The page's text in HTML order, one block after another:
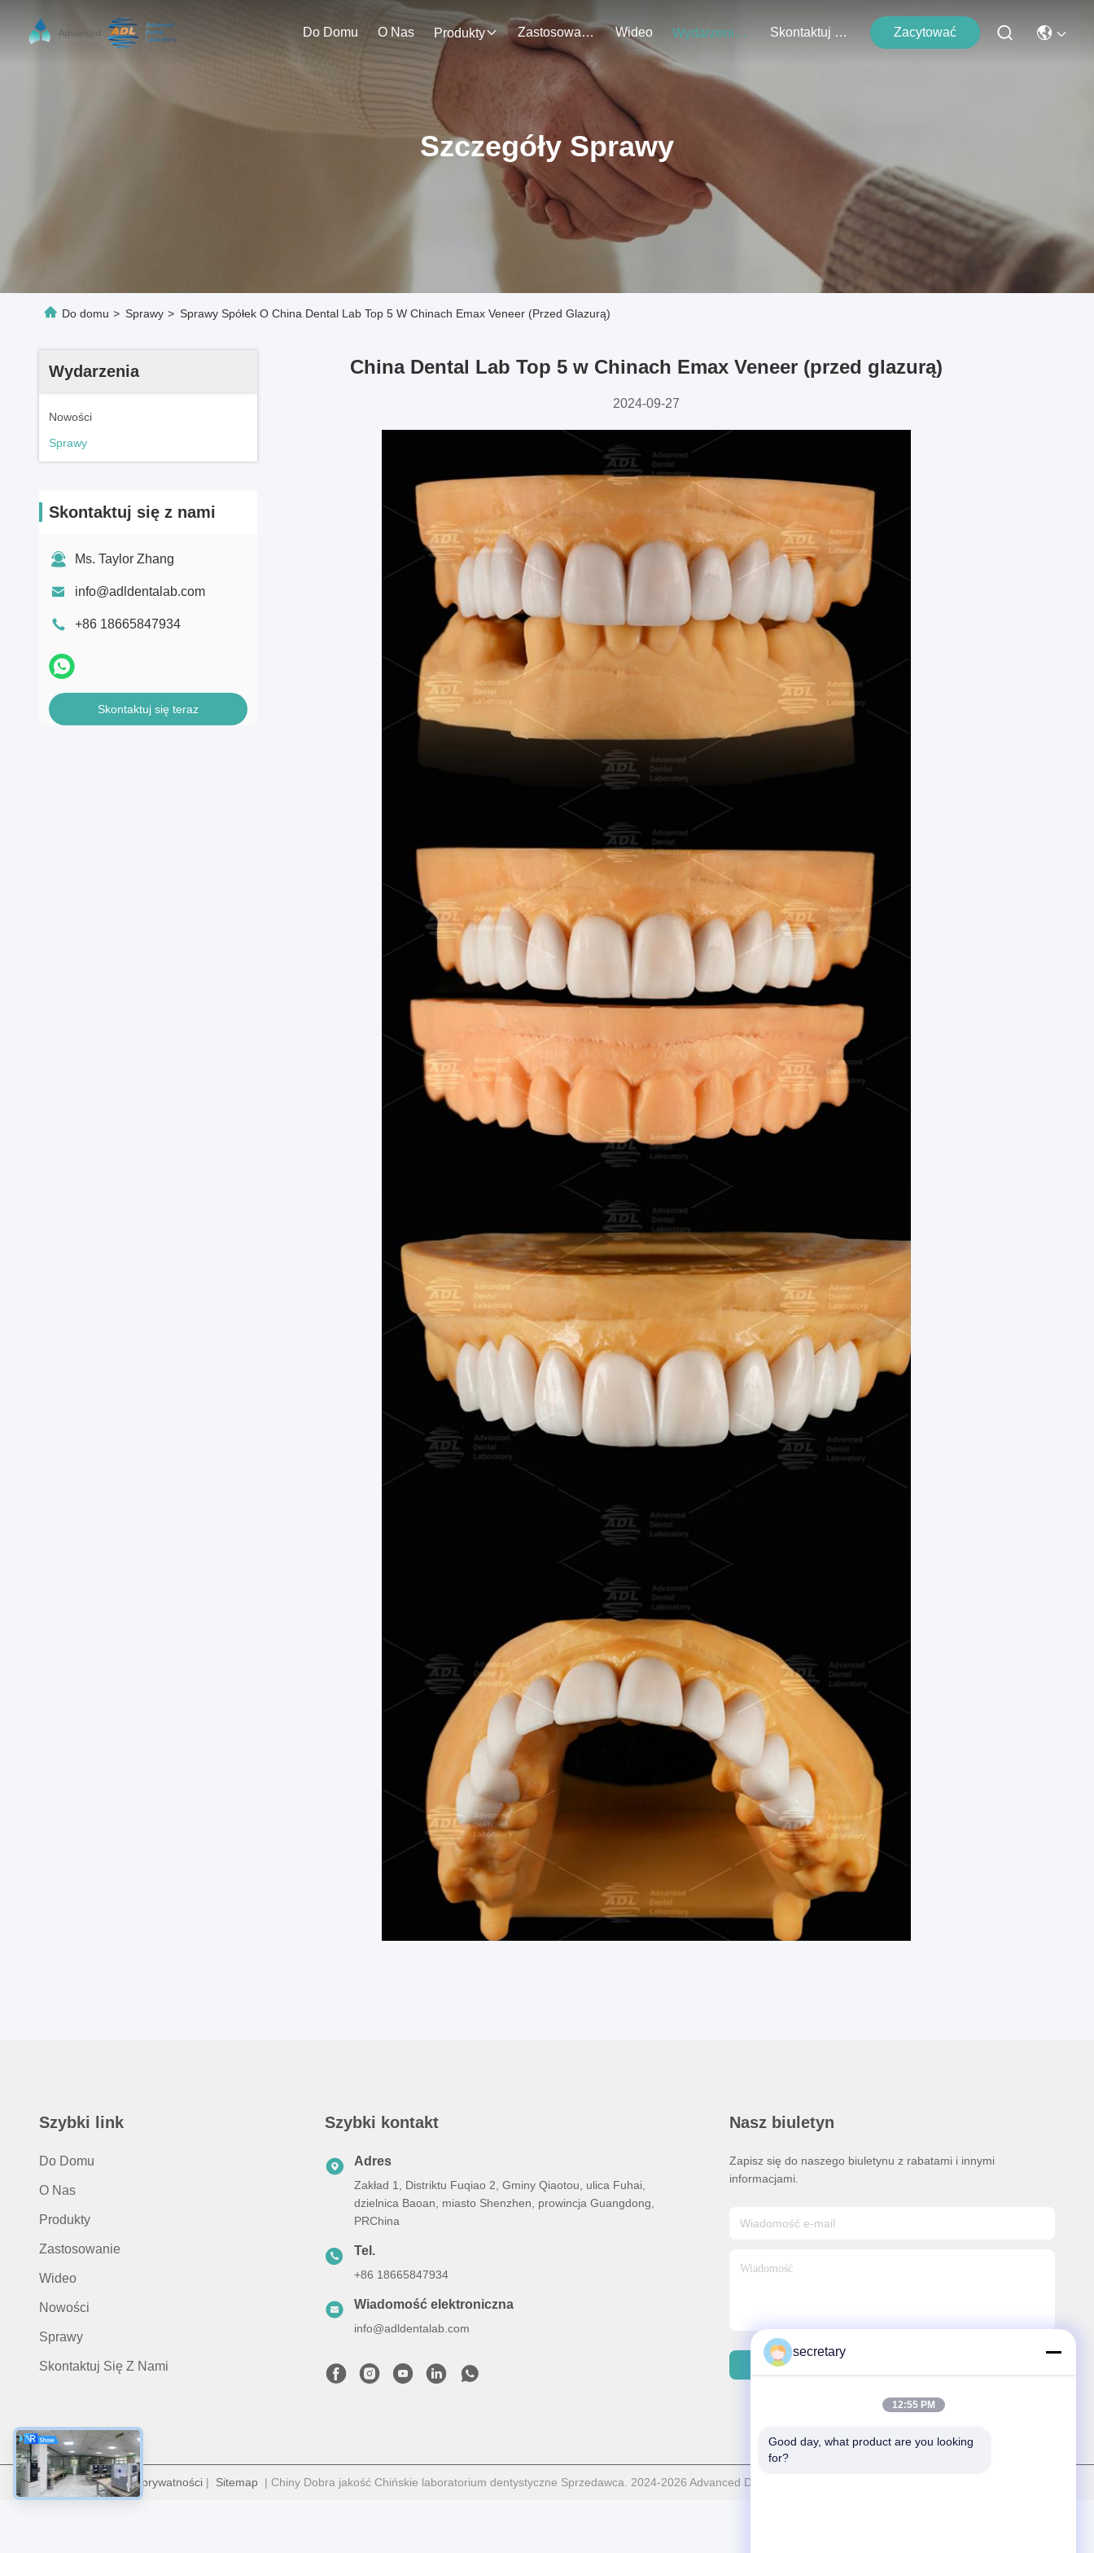
Do Domu O Nas Produkty Zastosowanie Wideo Wydarzenia Skontaktuj Się Z Nami Zacytować
Szczegóły Sprawy
Do domu > Sprawy > Sprawy Spółek O China Dental Lab Top 5 W Chinach Emax Veneer (przed Glazurą)
Wydarzenia
Nowości
Sprawy
Skontaktuj się z nami
Ms. Taylor Zhang
info@adldentalab.com
+86 18665847934
Skontaktuj się teraz
China Dental Lab Top 5 w Chinach Emax Veneer (przed glazurą)
2024-09-27
Szybki link
Do Domu
O Nas
Produkty
Zastosowanie
Wideo
Nowości
Sprawy
Skontaktuj Się Z Nami
Szybki kontakt
Adres
Zakład 1, Distriktu Fuqiao 2, Gminy Qiaotou, ulica Fuhai,
dzielnica Baoan, miasto Shenzhen, prowincja Guangdong,
PRChina
Tel.
+86 18665847934
Wiadomość elektroniczna
info@adldentalab.com
Nasz biuletyn
Zapisz się do naszego biuletynu z rabatami i innymi
informacjami.
Wysłać Email
Polityka prywatności | Sitemap | Chiny Dobra jakość Chińskie laboratorium dentystyczne Sprzedawca. 2024-2026 Advanced Dental Laboratory Wszystkie prawa zastrzeżone.
secretary
12:55 PM
Good day, what product are you looking
for?